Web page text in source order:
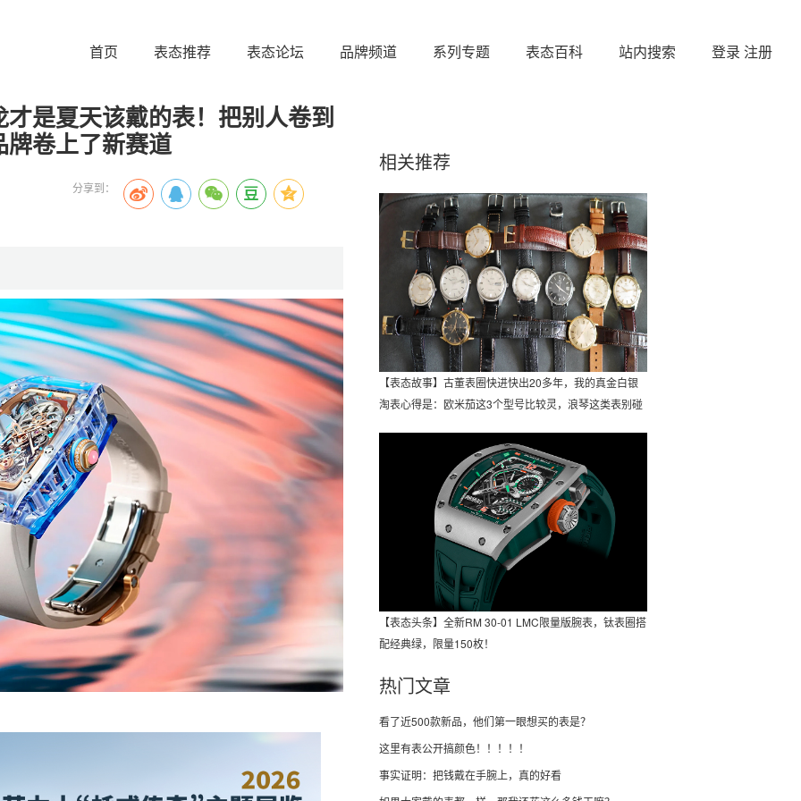
首页 表态推荐 表态论坛 品牌频道 系列专题 表态百科 站内搜索 登录 注册
是夏天该戴的表！把别人卷到
卷上了新赛道
分享到：
相关推荐
【表态故事】古董表圈快进快出20多年，我的真金白银
淘表心得是：欧米茄这3个型号比较灵，浪琴这类表别碰
【表态头条】全新RM 30-01 LMC限量版腕表，钛表圈搭
配经典绿，限量150枚！
热门文章
看了近500款新品，他们第一眼想买的表是？
这里有表公开搞颜色！！！！！
事实证明：把钱戴在手腕上，真的好看